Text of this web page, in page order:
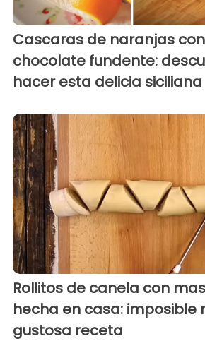
Cascaras de naranjas
chocolate fundente:
hacer esta delicia siciliana
Rollitos de canela con
hecha en casa: imposible
gustosa receta